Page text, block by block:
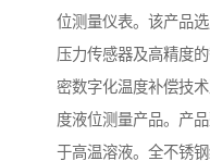
位测量仪表。该产品
压力传感器及高精度
密数字化温度补偿技
度液位测量产品。产
于高温溶液。全不锈